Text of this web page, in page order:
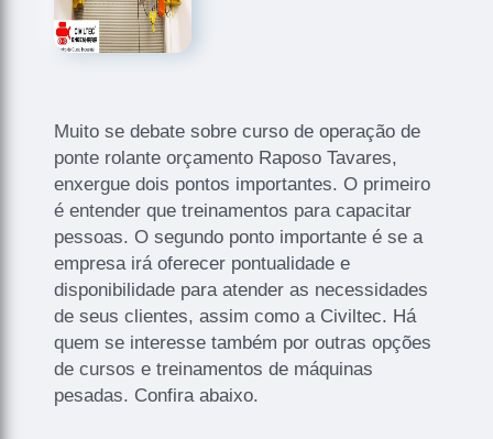
Muito se debate sobre curso de operação de
ponte rolante orçamento Raposo Tavares,
enxergue dois pontos importantes. O primeiro
é entender que treinamentos para capacitar
pessoas. O segundo ponto importante é se a
empresa irá oferecer pontualidade e
disponibilidade para atender as necessidades
de seus clientes, assim como a Civiltec. Há
quem se interesse também por outras opções
de cursos e treinamentos de máquinas
pesadas. Confira abaixo.